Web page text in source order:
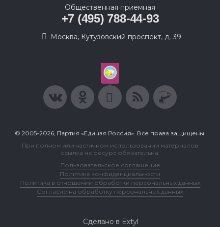
Общественная приемная
+7 (495) 788-44-93
Москва, Кутузовский проспект, д. 39
© 2005-2026, Партия «Единая Россия». Все права защищены.
При полном или частичном использовании материалов
ссылка на ресурс обязательна.
Пользовательское соглашение
Политика конфиденциальности
Политика в отношении обработки персональных данных
Согласие на обработку персональных данных
Сделано в Extyl